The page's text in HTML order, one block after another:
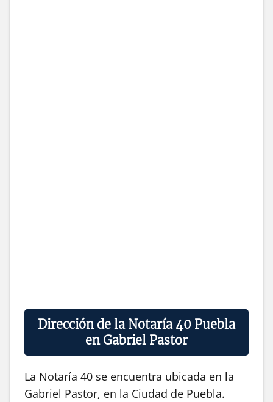
Dirección de la Notaría 40 Puebla
en Gabriel Pastor
La Notaría 40 se encuentra ubicada en la
Gabriel Pastor, en la Ciudad de Puebla.